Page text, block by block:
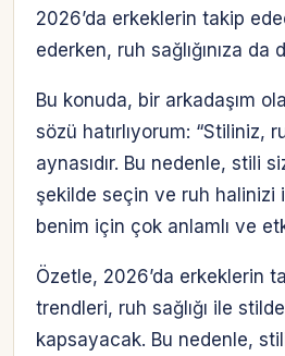
2026’da erkeklerin takip
ederken, ruh sağlığınıza da
Bu konuda, bir arkadaşım
sözü hatırlıyorum: “Stiliniz,
aynasıdır. Bu nedenle, stili
şekilde seçin ve ruh halinizi
benim için çok anlamlı ve
Özetle, 2026’da erkeklerin
trendleri, ruh sağlığı ile
kapsayacak. Bu nedenle,